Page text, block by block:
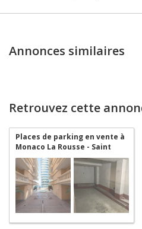
Annonces similaires
Retrouvez cette
Places de parking en vente à
Monaco La Rousse - Saint
Roman